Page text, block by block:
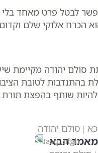
לבטל פרט מאחד
אלוקי שלם
יהודה מקיימת
בהתנדבות לטובת
שותף בהפצת
הבא